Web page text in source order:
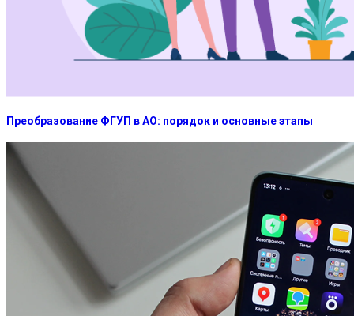
Преобразование ФГУП в АО: порядок и основные этапы